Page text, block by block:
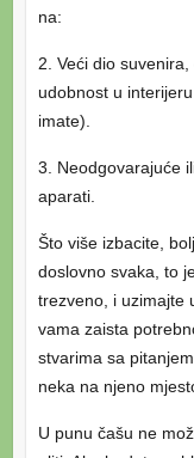
na:
2. Veći dio
udobnost u
imate).
3. Neodgovarajuće
aparati.
Što više izbacite,
doslovno svaka, to
trezveno, i uzimajte
vama zaista
stvarima sa
neka na njeno
U punu čašu ne